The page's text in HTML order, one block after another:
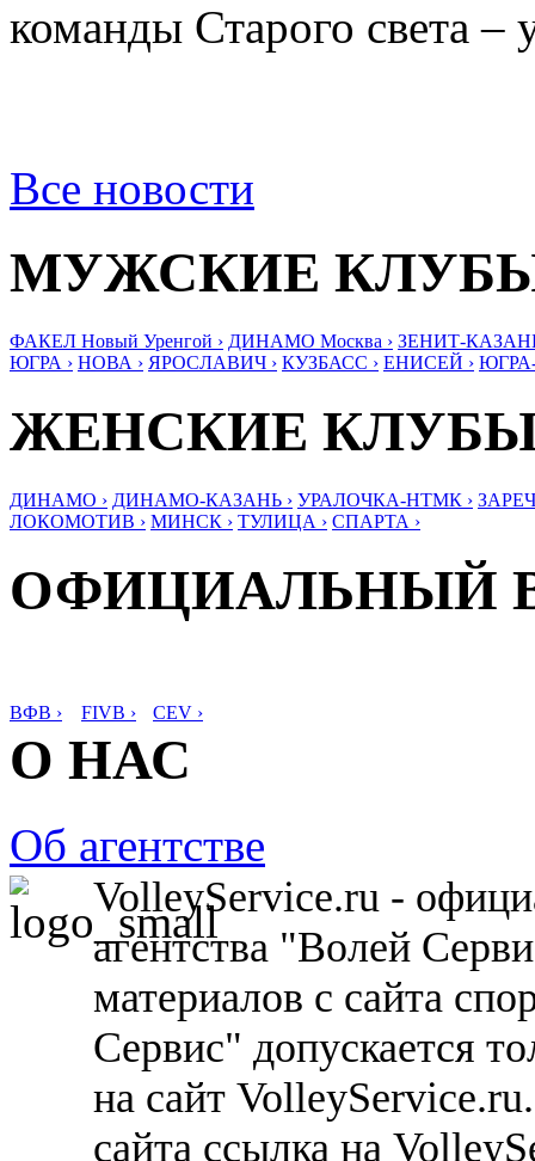
команды Старого света –
Все новости
МУЖСКИЕ
ФАКЕЛ Новый Уренгой › ДИНАМО Москва › ЗЕНИТ-
ЮГРА › НОВА › ЯРОСЛАВИЧ › КУЗБАСС › ЕНИСЕЙ ›
ЖЕНСКИЕ
ДИНАМО › ДИНАМО-КАЗАНЬ › УРАЛОЧКА-НТМК ›
ЛОКОМОТИВ › МИНСК › ТУЛИЦА › СПАРТА ›
ОФИЦИАЛЬНЫЙ
ВФВ › FIVB › CEV ›
О НАС
Об агентстве
VolleyService.ru -
агентства "Волей
материалов с сайта
Сервис" допускается
на сайт
сайта ссылка на